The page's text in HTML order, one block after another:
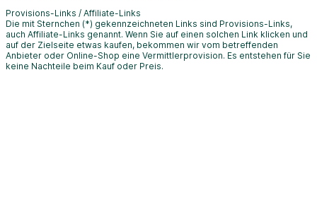
Provisions-Links / Affiliate-Links
Die mit Sternchen (*) gekennzeichneten Links sind Provisions-Links,
auch Affiliate-Links genannt. Wenn Sie auf einen solchen Link klicken und
auf der Zielseite etwas kaufen, bekommen wir vom betreffenden
Anbieter oder Online-Shop eine Vermittlerprovision. Es entstehen für Sie
keine Nachteile beim Kauf oder Preis.